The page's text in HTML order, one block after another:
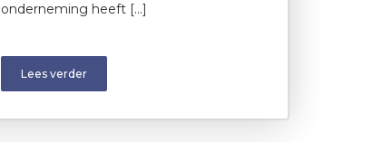
onderneming heeft […]
Lees verder